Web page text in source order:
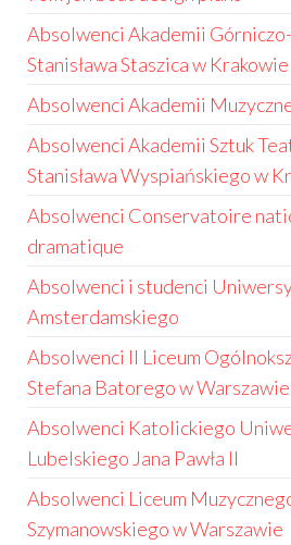
Absolwenci Akademii
Stanisława Staszica w Krakowie
Absolwenci Akademii
Absolwenci Akademii Sztuk
Stanisława Wyspiańskiego w
Absolwenci Conservatoire
dramatique
Absolwenci i studenci
Amsterdamskiego
Absolwenci II Liceum
Stefana Batorego w Warszawie
Absolwenci Katolickiego
Lubelskiego Jana Pawła II
Absolwenci Liceum
Szymanowskiego w Warszawie